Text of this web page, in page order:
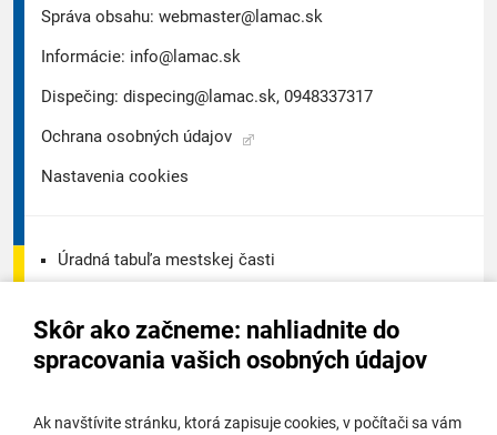
Skôr ako začneme: nahliadnite do
spracovania vašich osobných údajov
Ak navštívite stránku, ktorá zapisuje cookies, v počítači sa vám
Správa obsahu: webmaster@lamac.sk
Informácie: info@lamac.sk
Dispečing: dispecing@lamac.sk, 0948337317
Ochrana osobných údajov
Nastavenia cookies
Úradná tabuľa mestskej časti
Úradná tabuľa stavebného úradu